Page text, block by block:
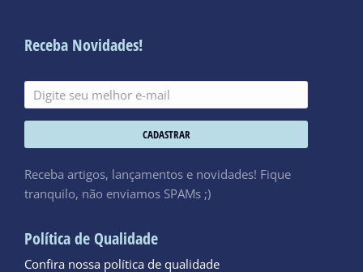
Receba Novidades!
CADASTRAR
Receba artigos, lançamentos e novidades! Fique
tranquilo, não enviamos SPAMs ;)
Política de Qualidade
Confira nossa política de qualidade